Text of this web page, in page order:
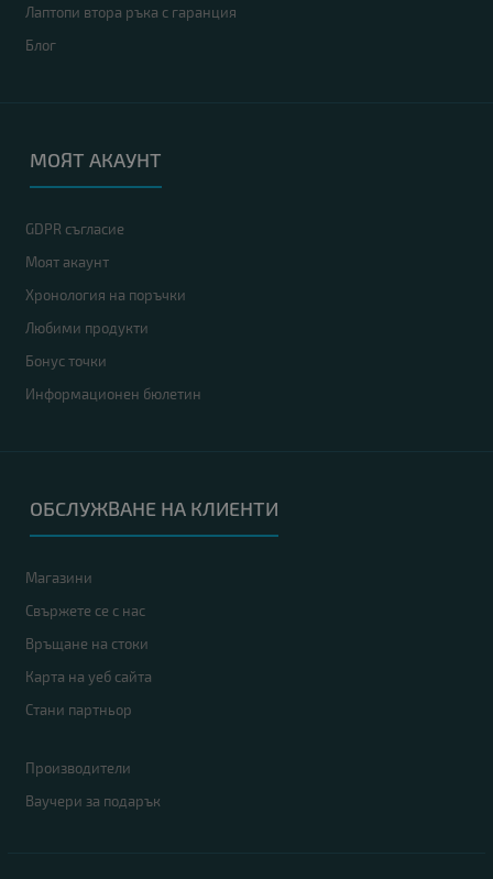
Лаптопи втора ръка с гаранция
Блог
МОЯТ АКАУНТ
GDPR съгласие
Моят акаунт
Хронология на поръчки
Любими продукти
Бонус точки
Информационен бюлетин
ОБСЛУЖВАНЕ НА КЛИЕНТИ
Магазини
Свържете се с нас
Връщане на стоки
Карта на уеб сайта
Стани партньор
Производители
Ваучери за подарък